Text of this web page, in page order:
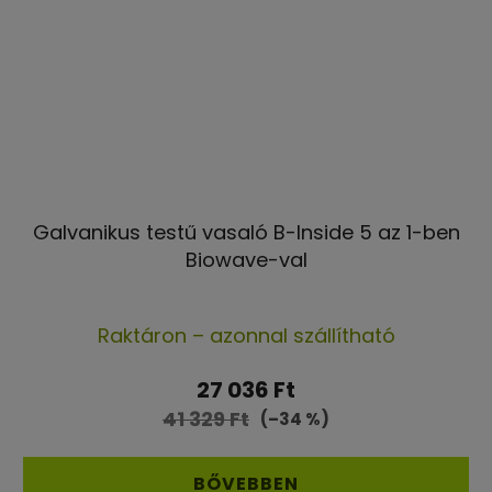
Galvanikus testű vasaló B-Inside 5 az 1-ben
Biowave-val
termék
átlagos
értékelése
ből
Raktáron – azonnal szállítható
27 036 Ft
41 329 Ft (–34 %)
BŐVEBBEN